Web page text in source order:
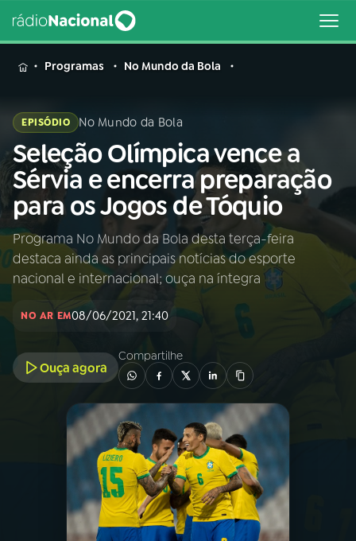
MENU
Buscar
na
Rádio
Nacional
Buscar
AO VIVO
PROGRAMAS
PODCASTS
Programas No Mundo da Bola
EPISÓDIO No Mundo da Bola
Seleção Olímpica vence a
Sérvia e encerra preparação
para os Jogos de Tóquio
Programa No Mundo da Bola desta terça-feira
destaca ainda as principais notícias do esporte
nacional e internacional; ouça na íntegra
NO AR EM08/06/2021, 21:40
Ouça agora
Compartilhe